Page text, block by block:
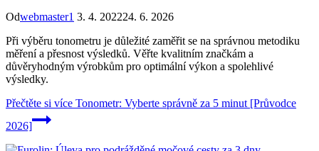
Odwebmaster1 3. 4. 202224. 6. 2026
Při výběru tonometru je důležité zaměřit se na správnou metodiku
měření a přesnost výsledků. Věřte kvalitním značkám a
důvěryhodným výrobkům pro optimální výkon a spolehlivé
výsledky.
Přečtěte si více Tonometr: Vyberte správně za 5 minut [Průvodce
2026]